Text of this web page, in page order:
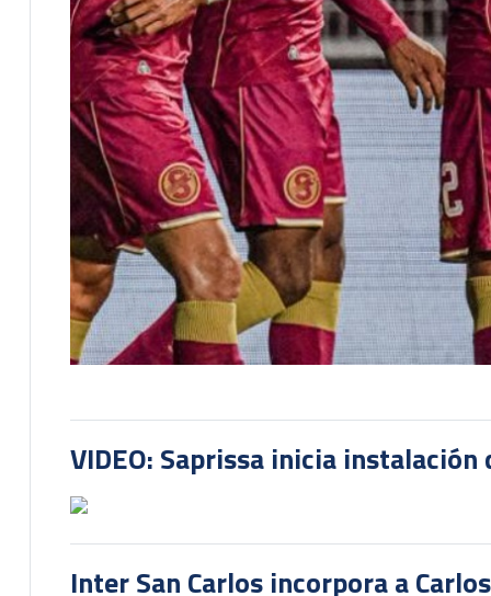
VIDEO: Saprissa inicia
Inter San Carlos incorpora a